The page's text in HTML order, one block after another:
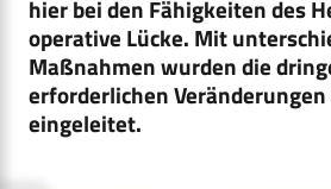
hier bei den Fähigkeiten des
operative Lücke. Mit
Maßnahmen wurden die
erforderlichen
eingeleitet.